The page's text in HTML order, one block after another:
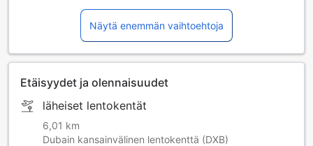
patience and understanding while we complete the
necessary improvements. Thank you for your continued
Näytä enemmän vaihtoehtoja
Etäisyydet ja olennaisuudet
läheiset lentokentät
6,01 km
Dubain kansainvälinen lentokenttä (DXB)